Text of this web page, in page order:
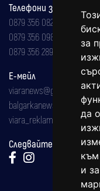
за
да
и
Телефони за реклама
0879 356 082
0879 356 098
0879 356 289
Е-мейл
viaranews@gmail.com
balgarkanews@gmail.com
viara_reklama@mail.bg
Следвайте ни: